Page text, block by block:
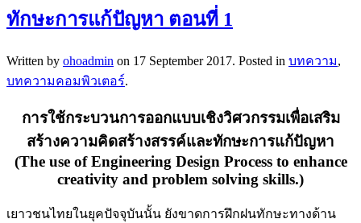
ทักษะการแก้ปัญหา ตอนที่ 1
Written by ohoadmin on 17 September 2017. Posted in บทความ,
บทความคอมพิวเตอร์.
การใช้กระบวนการออกแบบเชิงวิศวกรรมเพื่อเสริม
สร้างความคิดสร้างสรรค์และทักษะการแก้ปัญหา
(The use of Engineering Design Process to enhance
creativity and problem solving skills.)
เยาวชนไทยในยุคปัจจุบันนั้น ยังขาดการฝึกฝนทักษะทางด้าน